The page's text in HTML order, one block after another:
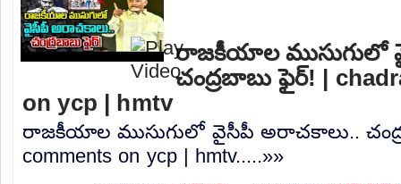
రాజకీయాల ముసుగులో
చంద్రబాబు ఫైర్! |
on ycp | hmtv
రాజకీయాల ముసుగులో వైసీపీ అరాచకాలు..
comments on ycp | hmtv.....»»